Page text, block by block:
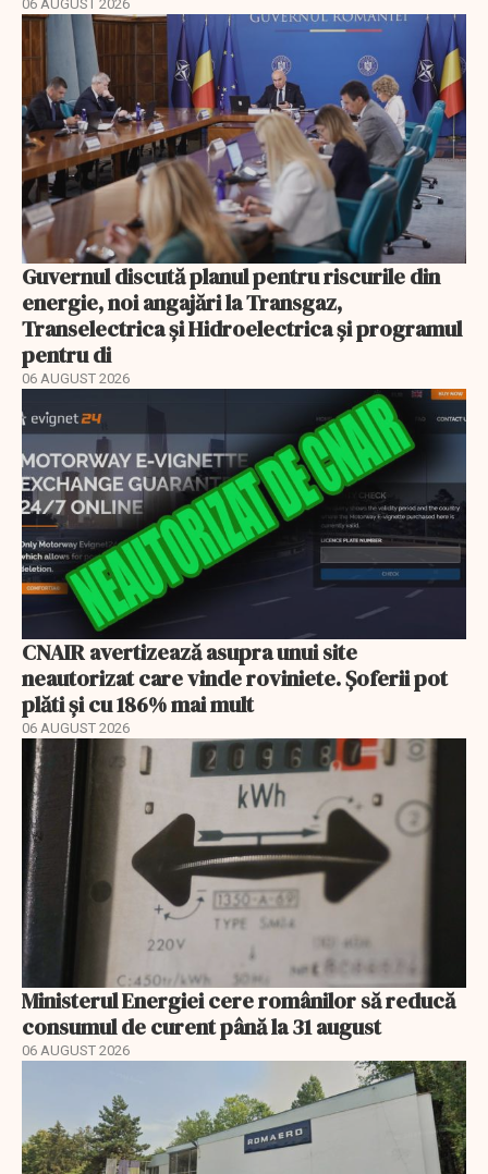
06 AUGUST 2026
Guvernul discută planul pentru riscurile din
energie, noi angajări la Transgaz,
Transelectrica și Hidroelectrica și programul
pentru di
06 AUGUST 2026
CNAIR avertizează asupra unui site
neautorizat care vinde roviniete. Șoferii pot
plăti și cu 186% mai mult
06 AUGUST 2026
Ministerul Energiei cere românilor să reducă
consumul de curent până la 31 august
06 AUGUST 2026